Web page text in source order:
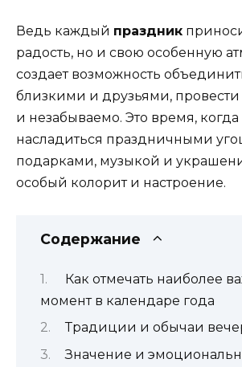
Ведь каждый праздник
радость, но и свою особенную
создает возможность
близкими и друзьями,
и незабываемо. Это время,
насладиться праздничными
подарками, музыкой и
особый колорит и настроение.
Содержание
Как отмечать наиболее
момент в календаре года
Традиции и обычаи
Значение и